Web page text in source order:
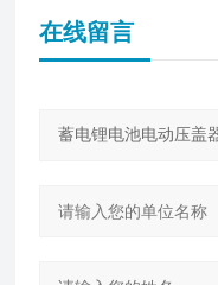
在线留言